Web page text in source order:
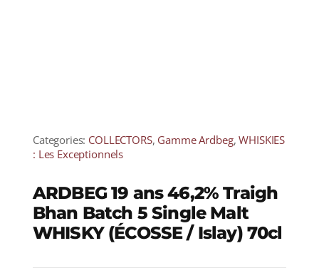
Categories: COLLECTORS, Gamme Ardbeg,WHISKIES
: Les Exceptionnels
ARDBEG 19 ans 46,2% Traigh
Bhan Batch 5 Single Malt
WHISKY (ÉCOSSE / Islay) 70cl